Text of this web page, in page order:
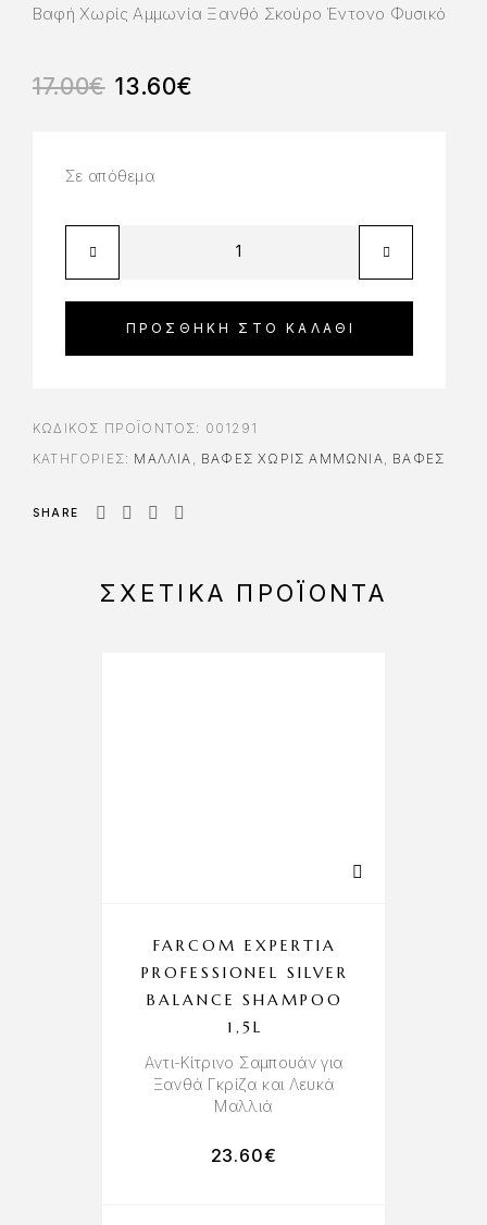
Βαφή Χωρίς Αμμωνία Ξανθό Σκούρο Έντονο Φυσικό
17.00€ 13.60€
Σε απόθεμα
ΠΡΟΣΘΉΚΗ ΣΤΟ ΚΑΛΆΘΙ
ΚΩΔΙΚΌΣ ΠΡΟΪΌΝΤΟΣ: 001291
ΚΑΤΗΓΟΡΊΕΣ: ΜΑΛΛΙΑ ΒΑΦΈΣ ΧΩΡΊΣ ΑΜΜΩΝΊΑ ΒΑΦΈΣ
SHARE
ΣΧΕΤΙΚΆ ΠΡΟΪΌΝΤΑ
FARCOM EXPERTIA
PROFESSIONEL SILVER
BALANCE SHAMPOO
1,5L
Αντι-Κίτρινο Σαμπουάν για
Ξανθά Γκρίζα και Λευκά
Μαλλιά
23.60€